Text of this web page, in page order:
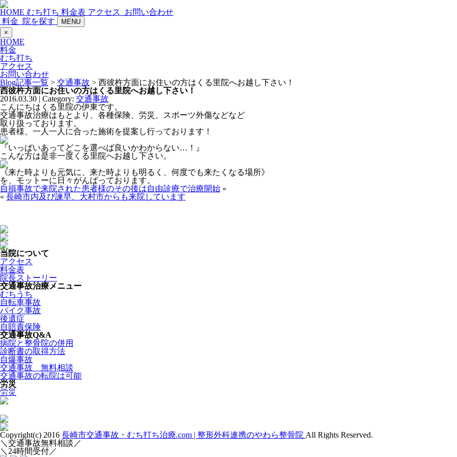
HOME むち打ち 料金表 アクセス
お問い合わせ
料金
院を探す
MENU
×
HOME
料金
むち打ち
アクセス
お問い合わせ
Blog記事一覧 > 交通事故 > 西彼杵方面にお住いの方はくる里院へお越し下さい！
西彼杵方面にお住いの方はくる里院へお越し下さい！
2016.03.30 | Category: 交通事故
こんにちはくる里院の伊東です。
交通事故治療はもとより、各種保険、労災、スポーツ外傷などなど
取り扱っております。
患者様、一人一人に合った施術を提案し行っております！
『いっぱいあってどこを選べば良いかわからない…！』
こんな方は是非一度くる里院へお越し下さい。
《来た時よりも元気に、来た時よりも明るく、何度でも来たくなる場所》
を、モットーに日々がんばっております。
自損事故で来院された患者様のその後は自由診療で治療開始 »
« 長崎市内及び諫早、大村市からも来院しています
当院について
アクセス
料金表
院長ストーリー
交通事故治療メニュー
むちうち
自転車事故
バイク事故
後遺症
自賠責保険
交通事故Q&A
病院と整骨院の併用
診断書の取得方法
自爆事故
交通事故 無料相談
交通事故の転院は可能
労災
労災
Copyright(c) 2016 長崎市交通事故・むち打ち治療.com | 整形外科連携のやわら整骨院 All Rights Reserved.
＼交通事故無料相談／
＼24時間受付／